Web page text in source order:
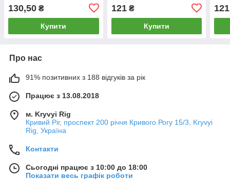
130,50 ₴
Купити
перл.-3, гліт.-2, матова-2
(1/96)
121₴
Купити
(1/
Про нас
91% позитивних з 188 відгуків за рік
Працює з 13.08.2018
м. Kryvyi Rig
Кривий Ріг, проспект 200 річчя Кривого Рогу 15/3, Kryvyi
Rig, Україна
Контакти
Сьогодні працює з 10:00 до 18:00
Показати весь графік роботи